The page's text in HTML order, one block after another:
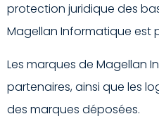
protection juridique des
Magellan Informatique est
Les marques de Magellan
partenaires, ainsi que les
des marques déposées.